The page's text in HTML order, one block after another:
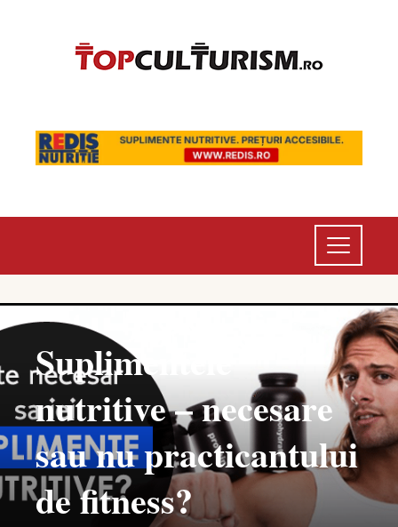
Suplimentele
nutritive – necesare
sau nu practicantului
de fitness?